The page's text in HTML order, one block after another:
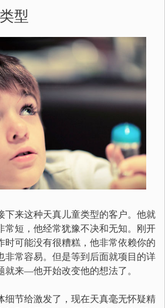
型
下来这种天真儿童类型的客户。他就
常短，他经常犹豫不决和无知。刚开
时可能没有很糟糕，他非常依赖你的
非常容易。但是等到后面就项目的详
就来—他开始改变他的想法了。
细节给激发了，现在天真毫无怀疑精